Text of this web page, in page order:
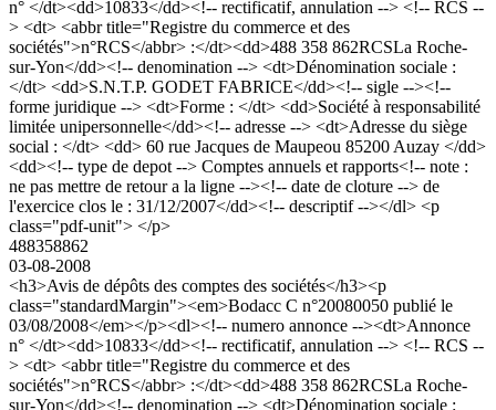
n° </dt><dd>10833</dd><!-- rectificatif, annulation --> <!-- RCS --
> <dt> <abbr title="Registre du commerce et des
sociétés">n°RCS</abbr> :</dt><dd>488 358 862RCSLa Roche-
sur-Yon</dd><!-- denomination --> <dt>Dénomination sociale :
</dt> <dd>S.N.T.P. GODET FABRICE</dd><!-- sigle --><!--
forme juridique --> <dt>Forme : </dt> <dd>Société à responsabilité
limitée unipersonnelle</dd><!-- adresse --> <dt>Adresse du siège
social : </dt> <dd> 60 rue Jacques de Maupeou 85200 Auzay </dd>
<dd><!-- type de depot --> Comptes annuels et rapports<!-- note :
ne pas mettre de retour a la ligne --><!-- date de cloture --> de
l'exercice clos le : 31/12/2007</dd><!-- descriptif --></dl> <p
class="pdf-unit"> </p>
488358862
03-08-2008
<h3>Avis de dépôts des comptes des sociétés</h3><p
class="standardMargin"><em>Bodacc C n°20080050 publié le
03/08/2008</em></p><dl><!-- numero annonce --><dt>Annonce
n° </dt><dd>10833</dd><!-- rectificatif, annulation --> <!-- RCS --
> <dt> <abbr title="Registre du commerce et des
sociétés">n°RCS</abbr> :</dt><dd>488 358 862RCSLa Roche-
sur-Yon</dd><!-- denomination --> <dt>Dénomination sociale :